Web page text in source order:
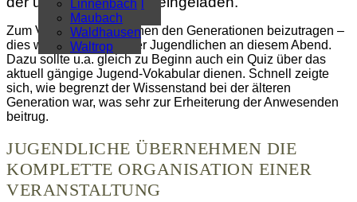
Überregional
Alle Artikel
Linnenbach
Maubach
Waldhausen
Waltrop
Zum Verständnis zwischen den Generationen beizutragen –
dies war der Wunsch der Jugendlichen an diesem Abend.
Dazu sollte u.a. gleich zu Beginn auch ein Quiz über das
aktuell gängige Jugend-Vokabular dienen. Schnell zeigte
sich, wie begrenzt der Wissenstand bei der älteren
Generation war, was sehr zur Erheiterung der Anwesenden
beitrug.
JUGENDLICHE ÜBERNEHMEN DIE
KOMPLETTE ORGANISATION EINER
VERANSTALTUNG